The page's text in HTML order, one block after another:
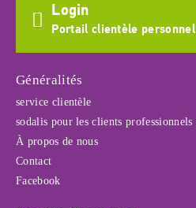
Login
Portail clientèle personnel
Généralités
service clientèle
sodalis pour les clients professionnels
À propos de nous
Contact
Facebook